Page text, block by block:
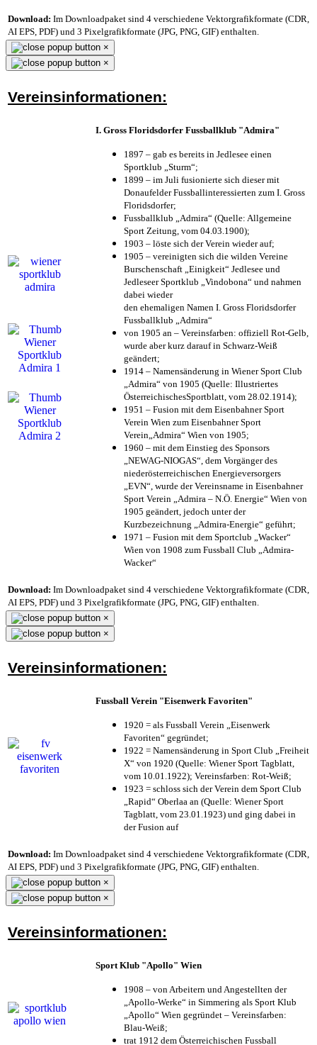
Download: Im Downloadpaket sind 4 verschiedene Vektorgrafikformate (CDR,
AI EPS, PDF) und 3 Pixelgrafikformate (JPG, PNG, GIF) enthalten.
×
×
Vereinsinformationen:
I. Gross Floridsdorfer Fussballklub "Admira"
1897 – gab es bereits in Jedlesee einen
Sportklub „Sturm“;
1899 – im Juli fusionierte sich dieser mit
Donaufelder Fussballinteressierten zum I. Gross
Floridsdorfer;
Fussballklub „Admira“ (Quelle: Allgemeine
Sport Zeitung, vom 04.03.1900);
1903 – löste sich der Verein wieder auf;
1905 – vereinigten sich die wilden Vereine
Burschenschaft „Einigkeit“ Jedlesee und
Jedleseer Sportklub „Vindobona“ und nahmen
dabei wieder
den ehemaligen Namen I. Gross Floridsdorfer
Fussballklub „Admira“
von 1905 an – Vereinsfarben: offiziell Rot-Gelb,
wurde aber kurz darauf in Schwarz-Weiß
geändert;
1914 – Namensänderung in Wiener Sport Club
„Admira“ von 1905 (Quelle: Illustriertes
ÖsterreichischesSportblatt, vom 28.02.1914);
1951 – Fusion mit dem Eisenbahner Sport
Verein Wien zum Eisenbahner Sport
Verein„Admira“ Wien von 1905;
1960 – mit dem Einstieg des Sponsors
„NEWAG-NIOGAS“, dem Vorgänger des
niederösterreichischen Energieversorgers
„EVN“, wurde der Vereinsname in Eisenbahner
Sport Verein „Admira – N.Ö. Energie“ Wien von
1905 geändert, jedoch unter der
Kurzbezeichnung „Admira-Energie“ geführt;
1971 – Fusion mit dem Sportclub „Wacker“
Wien von 1908 zum Fussball Club „Admira-
Wacker“
Download: Im Downloadpaket sind 4 verschiedene Vektorgrafikformate (CDR,
AI EPS, PDF) und 3 Pixelgrafikformate (JPG, PNG, GIF) enthalten.
×
×
Vereinsinformationen:
Fussball Verein "Eisenwerk Favoriten"
1920 = als Fussball Verein „Eisenwerk
Favoriten“ gegründet;
1922 = Namensänderung in Sport Club „Freiheit
X“ von 1920 (Quelle: Wiener Sport Tagblatt,
vom 10.01.1922); Vereinsfarben: Rot-Weiß;
1923 = schloss sich der Verein dem Sport Club
„Rapid“ Oberlaa an (Quelle: Wiener Sport
Tagblatt, vom 23.01.1923) und ging dabei in
der Fusion auf
Download: Im Downloadpaket sind 4 verschiedene Vektorgrafikformate (CDR,
AI EPS, PDF) und 3 Pixelgrafikformate (JPG, PNG, GIF) enthalten.
×
×
Vereinsinformationen:
Sport Klub "Apollo" Wien
1908 – von Arbeitern und Angestellten der
„Apollo-Werke“ in Simmering als Sport Klub
„Apollo“ Wien gegründet – Vereinsfarben:
Blau-Weiß;
trat 1912 dem Österreichischen Fussball